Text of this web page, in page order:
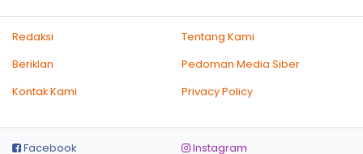
Redaksi
Tentang Kami
Beriklan
Pedoman Media Siber
Kontak Kami
Privacy Policy
Facebook Instagram